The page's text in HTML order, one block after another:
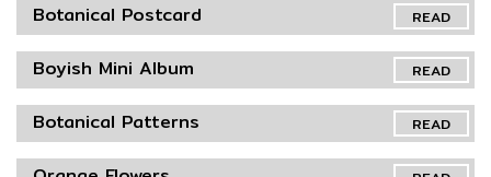
READ
Botanical Postcard
READ
Boyish Mini Album
READ
Botanical Patterns